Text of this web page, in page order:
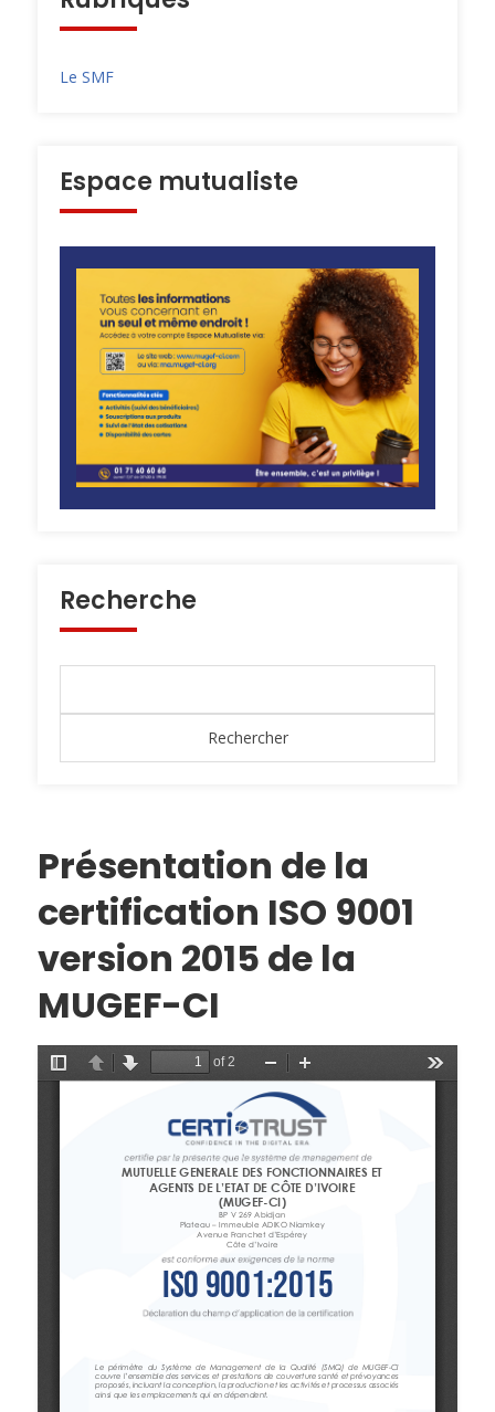
Le SMF
Espace mutualiste
Recherche
Présentation de la
certification ISO 9001
version 2015 de la
MUGEF-CI